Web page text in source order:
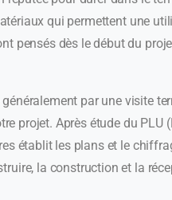
qui permettent une
pensés dès le début du
par une visite
projet. Après étude du PLU
établit les plans et le
la construction et la